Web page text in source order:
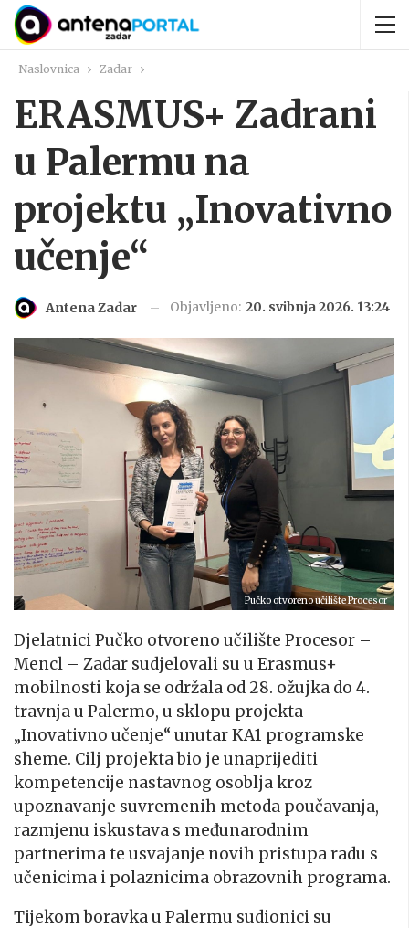
Naslovnica Zadar
ERASMUS+ Zadrani
u Palermu na
projektu „Inovativno
učenje“
Antena Zadar Objavljeno: 20. svibnja 2026. 13:24
Pučko otvoreno učilište Procesor
Djelatnici Pučko otvoreno učilište Procesor –
Mencl – Zadar sudjelovali su u Erasmus+
mobilnosti koja se održala od 28. ožujka do 4.
travnja u Palermo, u sklopu projekta
„Inovativno učenje“ unutar KA1 programske
sheme. Cilj projekta bio je unaprijediti
kompetencije nastavnog osoblja kroz
upoznavanje suvremenih metoda poučavanja,
razmjenu iskustava s međunarodnim
partnerima te usvajanje novih pristupa radu s
učenicima i polaznicima obrazovnih programa.
Tijekom boravka u Palermu sudionici su